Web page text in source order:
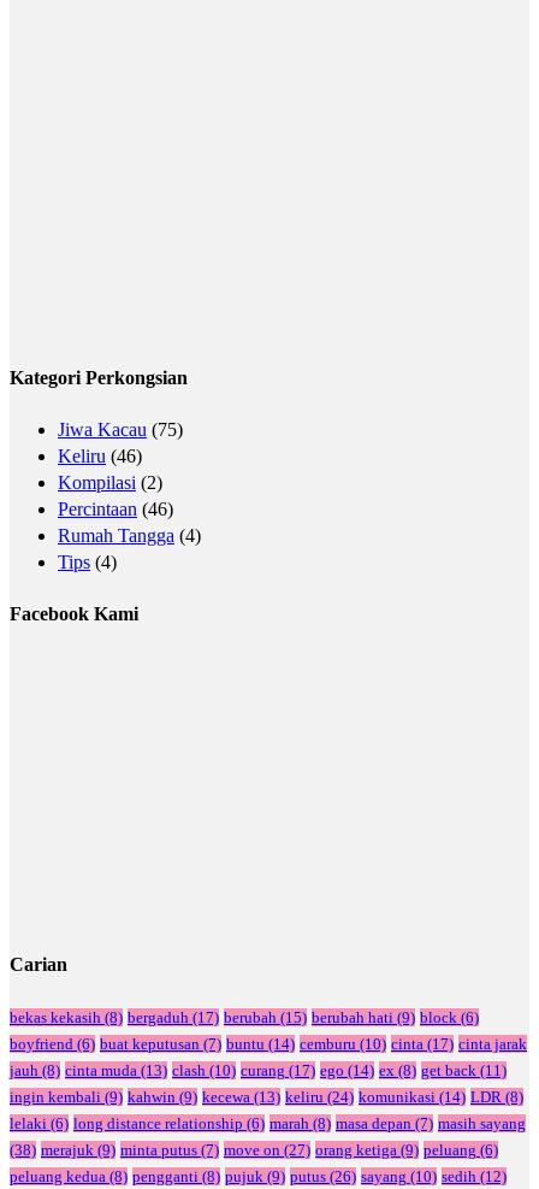
Kategori Perkongsian
Jiwa Kacau (75)
Keliru (46)
Kompilasi (2)
Percintaan (46)
Rumah Tangga (4)
Tips (4)
Facebook Kami
Carian
bekas kekasih (8) bergaduh (17) berubah (15) berubah hati (9) block (6)
boyfriend (6) buat keputusan (7) buntu (14) cemburu (10) cinta (17) cinta jarak
jauh (8) cinta muda (13) clash (10) curang (17) ego (14) ex (8) get back (11)
ingin kembali (9) kahwin (9) kecewa (13) keliru (24) komunikasi (14) LDR (8)
lelaki (6) long distance relationship (6) marah (8) masa depan (7) masih sayang
(38) merajuk (9) minta putus (7) move on (27) orang ketiga (9) peluang (6)
peluang kedua (8) pengganti (8) pujuk (9) putus (26) sayang (10) sedih (12)